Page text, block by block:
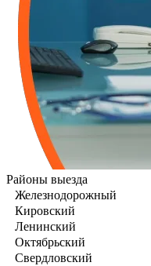
Районы выезда
Железнодорожный
Кировский
Ленинский
Октябрьский
Свердловский